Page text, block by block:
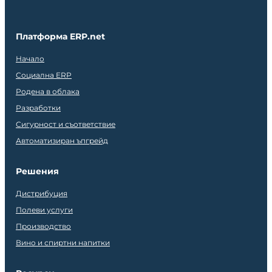
Платформа ERP.net
Начало
Социална ERP
Родена в облака
Разработки
Сигурност и съответствие
Автоматизиран ъпгрейд
Решения
Дистрибуция
Полеви услуги
Производство
Вино и спиртни напитки